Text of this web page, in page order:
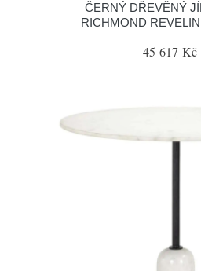
ČERNÝ DŘEVĚNÝ
RICHMOND
45 617 Kč